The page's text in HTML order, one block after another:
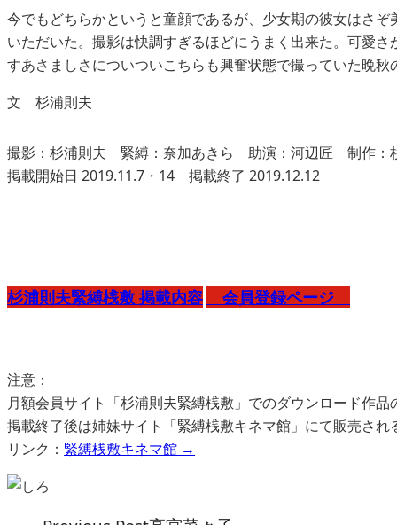
今でもどちらかというと童顔であるが、少女期の彼女はさ
いただいた。撮影は快調すぎるほどにうまく出来た。可愛
すあさましさについついこちらも興奮状態で撮っていた晩秋
文 杉浦則夫
撮影：杉浦則夫 緊縛：奈加あきら 助演：河辺匠 制作：
掲載開始日 2019.11.7・14 掲載終了 2019.12.12
杉浦則夫緊縛桟敷 掲載内容 会員登録ページ
注意：
月額会員サイト「杉浦則夫緊縛桟敷」でのダウンロード作品
掲載終了後は姉妹サイト「緊縛桟敷キネマ館」にて販売さ
リンク： 緊縛桟敷キネマ館 →